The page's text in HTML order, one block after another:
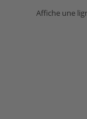
Affiche une